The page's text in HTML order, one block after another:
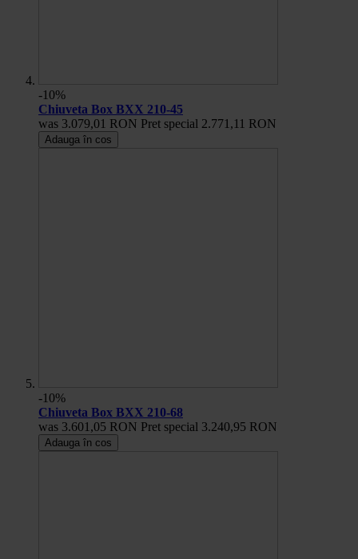
-10%
Chiuveta Box BXX 210-45
was 3.079,01 RON Pret special 2.771,11 RON
Adauga în cos
-10%
Chiuveta Box BXX 210-68
was 3.601,05 RON Pret special 3.240,95 RON
Adauga în cos